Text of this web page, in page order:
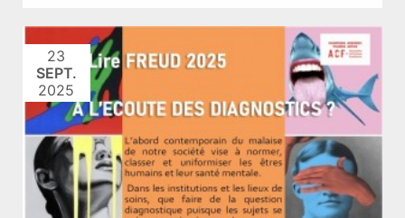
23
SEPT.
2025